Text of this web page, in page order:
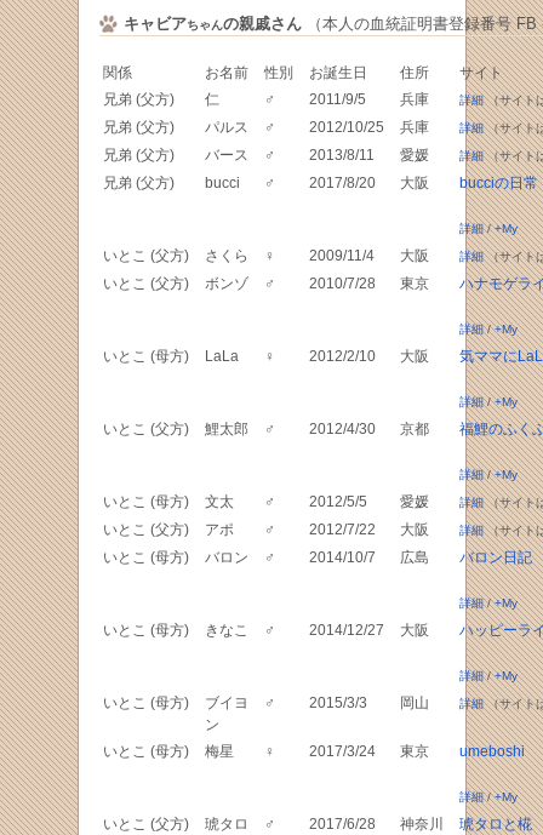
キャビアちゃんの親戚さん（本人の血統証明書登録番号 FB
関係 お名前 性別 お誕生日 住所
サイト
兄弟 (父方)
仁 ♂ 2011/9/5 兵庫 詳細（サイト
兄弟 (父方) パルス ♂ 2012/10/25 兵庫 詳細（サイト
兄弟 (父方) バース ♂ 2013/8/11 愛媛 詳細（サイト
兄弟 (父方) bucci ♂ 2017/8/20 大阪 bucciの日常
詳細/+My
いとこ (父方) さくら ♀ 2009/11/4 大阪 詳細（サイト
いとこ (父方) ボンゾ ♂ 2010/7/28 東京 ハナモゲラ
詳細/+My
いとこ (母方) LaLa ♀ 2012/2/10 大阪 気ママに
詳細/+My
いとこ (父方) 鯉太郎 ♂ 2012/4/30 京都 福鯉のふく
詳細/+My
いとこ (母方) 文太 ♂ 2012/5/5 愛媛 詳細（サイト
いとこ (父方) アポ ♂ 2012/7/22 大阪 詳細（サイト
いとこ (母方) バロン ♂ 2014/10/7 広島 バロン日記
詳細/+My
いとこ (母方) きなこ ♂ 2014/12/27 大阪 ハッピーラ
詳細/+My
いとこ (母方)
ブイヨ
ン
♂ 2015/3/3 岡山 詳細（サイト
いとこ (母方) 梅星 ♀ 2017/3/24 東京 umeboshi
詳細/+My
いとこ (父方) 琥タロ ♂ 2017/6/28 神奈川 琥タロと椛